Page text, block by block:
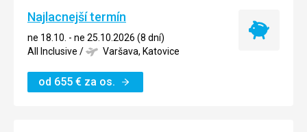
Najlacnejší termín
ne 18.10. - ne 25.10.2026 (8 dní)
All Inclusive / Varšava, Katovice
od 655 € za os.
Najlacnejší